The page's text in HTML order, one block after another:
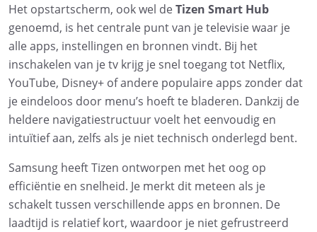
Het opstartscherm, ook wel deTizen Smart Hub
genoemd, is het centrale punt van je televisie waar je
alle apps, instellingen en bronnen vindt. Bij het
inschakelen van je tv krijg je snel toegang tot Netflix,
YouTube, Disney+ of andere populaire apps zonder dat
je eindeloos door menu’s hoeft te bladeren. Dankzij de
heldere navigatiestructuur voelt het eenvoudig en
intuïtief aan, zelfs als je niet technisch onderlegd bent.
Samsung heeft Tizen ontworpen met het oog op
efficiëntie en snelheid. Je merkt dit meteen als je
schakelt tussen verschillende apps en bronnen. De
laadtijd is relatief kort, waardoor je niet gefrustreerd